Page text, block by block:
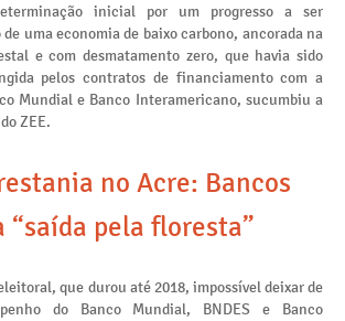
inicial por um progresso a ser
uma economia de baixo carbono, ancorada na
e com desmatamento zero, que havia sido
pelos contratos de financiamento com a
Mundial e Banco Interamericano, sucumbiu a
ZEE.
no Acre: Bancos
“saída pela floresta”
que durou até 2018, impossível deixar de
do Banco Mundial, BNDES e Banco